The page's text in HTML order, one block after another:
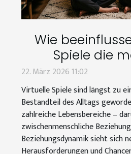
Wie
Spiele die
22. März 2026 11:02
Virtuelle Spiele sind längst zu
Bestandteil des Alltags
zahlreiche Lebensbereiche –
zwischenmenschliche
Beziehungsdynamik sieht sich
Herausforderungen und